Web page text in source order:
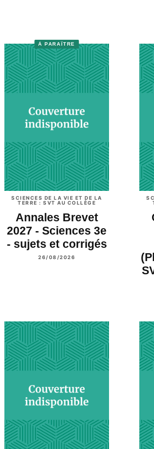
À PARAÎTRE
SCIENCES DE LA VIE ET DE LA
TERRE : SVT AU COLLÈGE
Annales Brevet
2027 - Sciences 3e
- sujets et corrigés
26/08/2026